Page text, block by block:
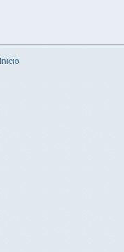
Inicio